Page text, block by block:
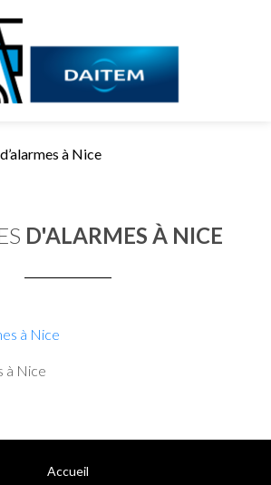
à Nice
D'ALARMES À NICE
à Nice
Accueil